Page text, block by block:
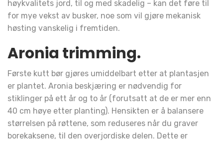
høykvalitets jord, til og med skadelig – kan det føre til
for mye vekst av busker, noe som vil gjøre mekanisk
høsting vanskelig i fremtiden.
Aronia trimming.
Første kutt bør gjøres umiddelbart etter at plantasjen
er plantet. Aronia beskjæring er nødvendig for
stiklinger på ett år og to år (forutsatt at de er mer enn
40 cm høye etter planting). Hensikten er å balansere
størrelsen på røttene, som reduseres når du graver
borekaksene, til den overjordiske delen. Dette er